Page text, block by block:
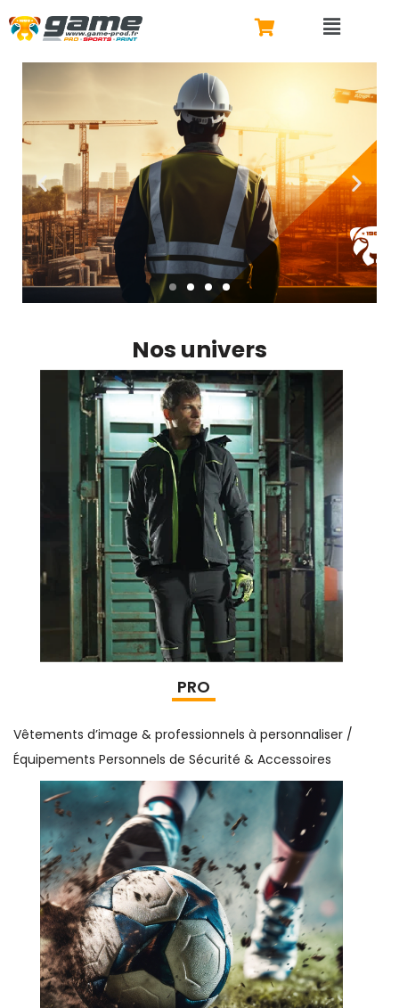
Nos univers
PRO
Vêtements d’image & professionnels à personnaliser /
Équipements Personnels de Sécurité & Accessoires